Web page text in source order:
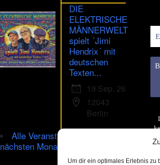
Um dir ein optimales Erlebnis zu
DIE
ELEKTRISCHE
MÄNNERWELT
spielt ´Jimi
Hendrix´ mit
deutschen
Texten...
19 Sep. 26
12043
Berlin
Alle Veranstaltungen im
nächsten Monat